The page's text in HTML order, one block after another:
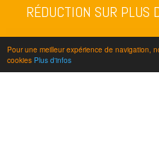
Pour une meilleur expérience de navigation,
cookies Plus d'infos
RÉDUCTION SUR PLUS